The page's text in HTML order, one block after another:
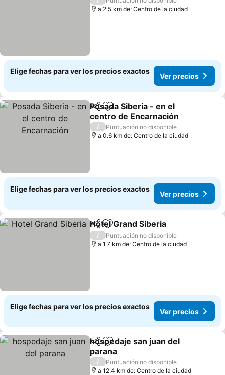
a 2.5 km de: Centro de la ciudad
Elige fechas para ver los precios exactos
Ver precios
CompartirAgregar a favoritos
Posada Siberia - en el
centro de Encarnación
/
Puntuación no disponible
a 0.6 km de: Centro de la ciudad
Elige fechas para ver los precios exactos
Ver precios
CompartirAgregar a favoritos
Hotel Grand Siberia
/
Puntuación no disponible
a 1.7 km de: Centro de la ciudad
Elige fechas para ver los precios exactos
Ver precios
CompartirAgregar a favoritos
hospedaje san juan del
parana
/
Puntuación no disponible
a 12.4 km de: Centro de la ciudad